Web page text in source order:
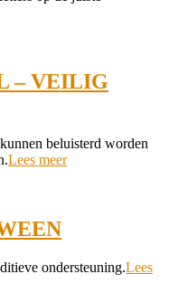
– VEILIG
beluisterd worden
Lees meer
ondersteuning.Lees